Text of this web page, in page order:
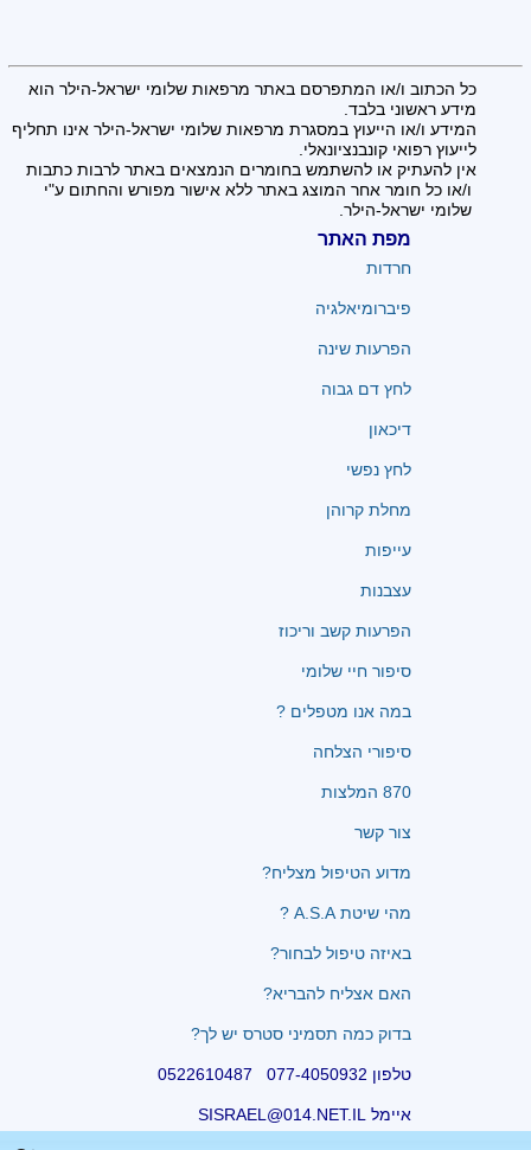
כל הכתוב ו/או המתפרסם באתר מרפאות שלומי ישראל-הילר הוא
מידע ראשוני בלבד.
המידע ו/או הייעוץ במסגרת מרפאות שלומי ישראל-הילר אינו תחליף
לייעוץ רפואי קונבנציונאלי.
אין להעתיק או להשתמש בחומרים הנמצאים באתר לרבות כתבות
ו/או כל חומר אחר המוצג באתר ללא אישור מפורש והחתום ע"י
שלומי ישראל-הילר.
מפת האתר
חרדות
פיברומיאלגיה
הפרעות שינה
לחץ דם גבוה
דיכאון
לחץ נפשי
מחלת קרוהן
עייפות
עצבנות
הפרעות קשב וריכוז
סיפור חיי שלומי
במה אנו מטפלים ?
סיפורי הצלחה
870 המלצות
צור קשר
מדוע הטיפול מצליח?
מהי שיטת A.S.A ?
באיזה טיפול לבחור?
האם אצליח להבריא?
בדוק כמה תסמיני סטרס יש לך?
טלפון 077-4050932 0522610487
איימל SISRAEL@014.NET.IL